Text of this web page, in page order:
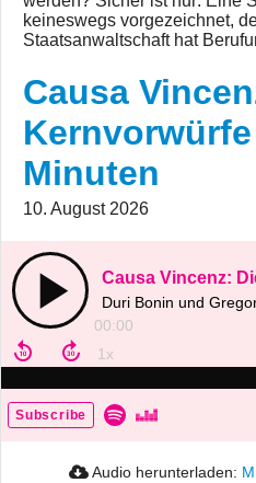
keineswegs vorgezeichnet,
Staatsanwaltschaft hat
Causa
Minuten
10. August 2026
00:00
Subscribe
Audio herunterladen: